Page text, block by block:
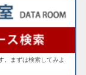
。まずは検索してみよ